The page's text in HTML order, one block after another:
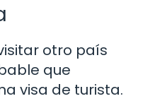
otro país
que
visa de turista.